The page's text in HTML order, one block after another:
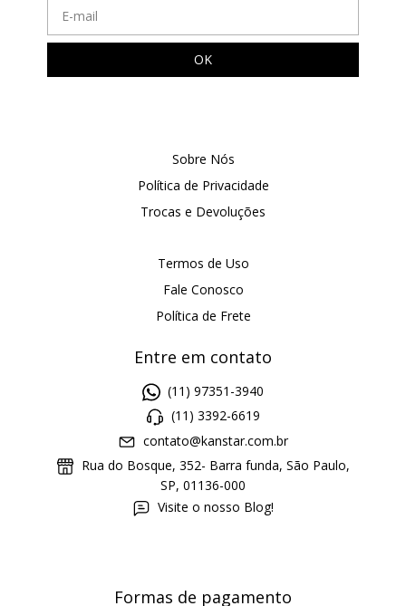
Sobre Nós
Política de Privacidade
Trocas e Devoluções
Termos de Uso
Fale Conosco
Política de Frete
Entre em contato
(11) 97351-3940
(11) 3392-6619
contato@kanstar.com.br
Rua do Bosque, 352- Barra funda, São Paulo,
SP, 01136-000
Visite o nosso Blog!
Formas de pagamento